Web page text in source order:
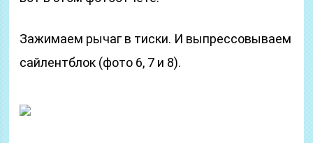
Зажимаем рычаг в тиски. И выпрессовываем
сайлентблок (фото 6, 7 и 8).